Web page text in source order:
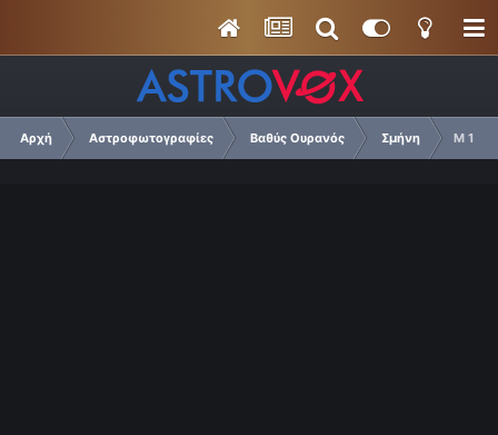
Αρχή Αστροφωτογραφίες Βαθύς Ουρανός Σμήνη Μ 13